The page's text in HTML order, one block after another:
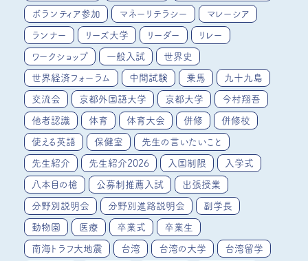
ボランティア参加 マネーリテラシー マレーシア
ランナー リーズ大学 リーダー リレー
ワークショップ 一般入試 世界史
世界経済フォーラム 中間試験 乗馬 九十九島
交流会 京都外国語大学 京都大学 今村翔吾
他者認識 体育 体育大会 併修 併修校
使える英語 保健室 先生の言いたいこと
先生紹介 先生紹介2026 入国制限 入学式
八本目の槍 公募制推薦入試 出張授業
分野別説明会 分野別進路説明会 副学長
動物園 医療 卒業式 卒業生
南海トラフ大地震 台湾 台湾の大学 台湾留学